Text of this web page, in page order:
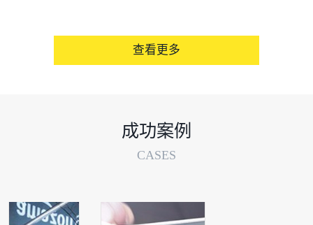
查看更多
成功案例
CASES